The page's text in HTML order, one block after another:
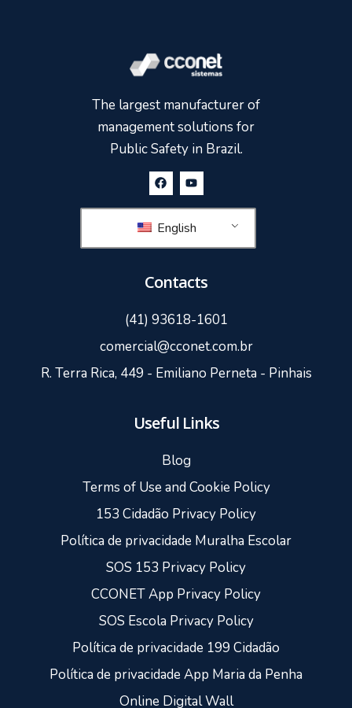
The largest manufacturer of
management solutions for
Public Safety in Brazil.
English
Contacts
(41) 93618-1601
comercial@cconet.com.br
R. Terra Rica, 449 - Emiliano Perneta - Pinhais
Useful Links
Blog
Terms of Use and Cookie Policy
153 Cidadão Privacy Policy
Política de privacidade Muralha Escolar
SOS 153 Privacy Policy
CCONET App Privacy Policy
SOS Escola Privacy Policy
Política de privacidade 199 Cidadão
Política de privacidade App Maria da Penha
Online Digital Wall